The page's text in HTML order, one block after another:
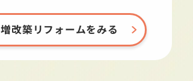
増改築リフォームをみる